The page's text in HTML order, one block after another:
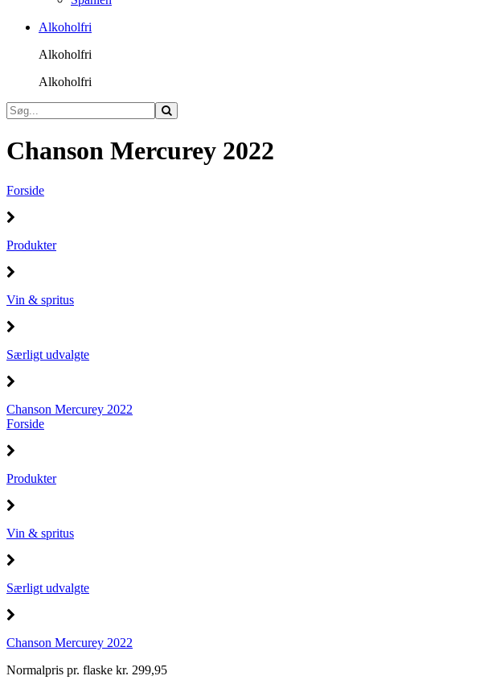
Alkoholfri
Alkoholfri
Alkoholfri
Chanson Mercurey 2022
Forside
Produkter
Vin & spritus
Særligt udvalgte
Chanson Mercurey 2022
Forside
Produkter
Vin & spritus
Særligt udvalgte
Chanson Mercurey 2022
Normalpris pr. flaske kr. 299,95